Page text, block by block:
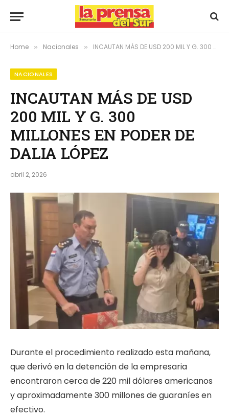
Home » Nacionales » INCAUTAN MÁS DE USD 200 MIL Y G. 300 MILLONES EN PODER DE DALIA LÓPEZ
NACIONALES
INCAUTAN MÁS DE USD
200 MIL Y G. 300
MILLONES EN PODER DE
DALIA LÓPEZ
abril 2, 2026
Durante el procedimiento realizado esta mañana,
que derivó en la detención de la empresaria
encontraron cerca de 220 mil dólares americanos
y aproximadamente 300 millones de guaraníes en
efectivo.